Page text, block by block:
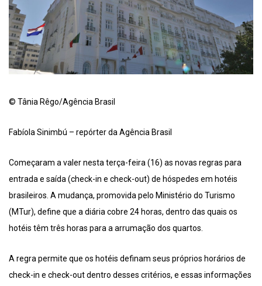
© Tânia Rêgo/Agência Brasil
Fabíola Sinimbú – repórter da Agência Brasil
Começaram a valer nesta terça-feira (16) as novas regras para
entrada e saída (check-in e check-out) de hóspedes em hotéis
brasileiros. A mudança, promovida pelo Ministério do Turismo
(MTur), define que a diária cobre 24 horas, dentro das quais os
hotéis têm três horas para a arrumação dos quartos.
A regra permite que os hotéis definam seus próprios horários de
check-in e check-out dentro desses critérios, e essas informações